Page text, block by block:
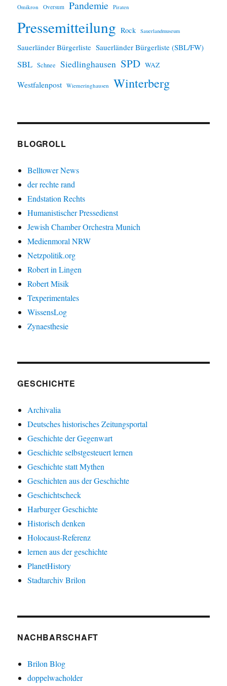
Omikron Oversum Pandemie Piraten
Pressemitteilung Rock Sauerlandmuseum
Sauerländer Bürgerliste Sauerländer Bürgerliste (SBL/FW)
SBL Schnee Siedlinghausen SPD WAZ
Westfalenpost Wiemeringhausen Winterberg
BLOGROLL
Belltower News
der rechte rand
Endstation Rechts
Humanistischer Pressedienst
Jewish Chamber Orchestra Munich
Medienmoral NRW
Netzpolitik.org
Robert in Lingen
Robert Misik
Texperimentales
WissensLog
Zynaesthesie
GESCHICHTE
Archivalia
Deutsches historisches Zeitungsportal
Geschichte der Gegenwart
Geschichte selbstgesteuert lernen
Geschichte statt Mythen
Geschichten aus der Geschichte
Geschichtscheck
Harburger Geschichte
Historisch denken
Holocaust-Referenz
lernen aus der geschichte
PlanetHistory
Stadtarchiv Brilon
NACHBARSCHAFT
Brilon Blog
doppelwacholder